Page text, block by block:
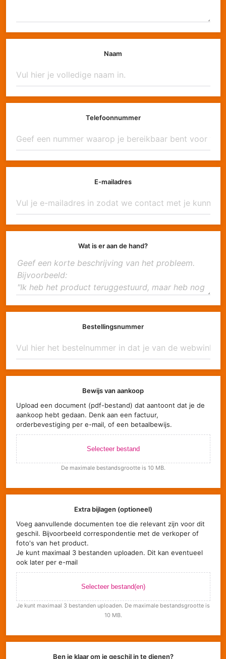
Naam
Telefoonnummer
E-mailadres
Wat is er aan de hand?
Bestellingsnummer
Bewijs van aankoop
Upload een document (pdf-bestand) dat aantoont dat je de
aankoop hebt gedaan. Denk aan een factuur,
orderbevestiging per e-mail, of een betaalbewijs.
Selecteer bestand
De maximale bestandsgrootte is 10 MB.
Extra bijlagen (optioneel)
Voeg aanvullende documenten toe die relevant zijn voor dit
geschil. Bijvoorbeeld correspondentie met de verkoper of
foto's van het product.
Je kunt maximaal 3 bestanden uploaden. Dit kan eventueel
ook later per e-mail
Selecteer bestand(en)
Je kunt maximaal 3 bestanden uploaden. De maximale bestandsgrootte is
10 MB.
Ben je klaar om je geschil in te dienen?